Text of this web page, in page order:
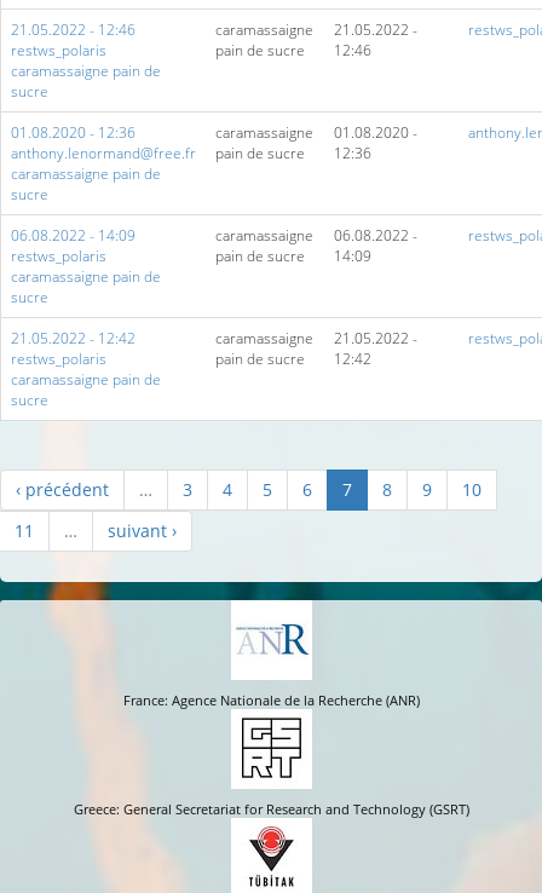
21.05.2022 - 12:46
restws_polaris
caramassaigne pain de
sucre
caramassaigne
pain de sucre
21.05.2022 -
12:46
01.08.2020 - 12:36
anthony.lenormand@free.fr
caramassaigne pain de
sucre
caramassaigne
pain de sucre
01.08.2020 -
12:36
06.08.2022 - 14:09
restws_polaris
caramassaigne pain de
sucre
caramassaigne
pain de sucre
06.08.2022 -
14:09
21.05.2022 - 12:42
restws_polaris
caramassaigne pain de
sucre
caramassaigne
pain de sucre
21.05.2022 -
12:42
‹ précédent … 3 4 5 6 7 8 9
10
11
… suivant ›
France: Agence Nationale de la Recherche (ANR)
Greece: General Secretariat for Research and Technology (GSRT)